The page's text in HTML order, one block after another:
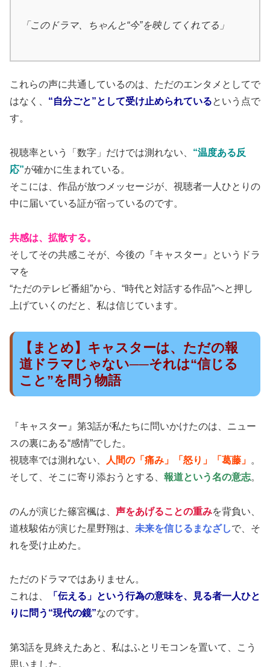
「このドラマ、ちゃんと“今”を映してくれてる」
これらの声に共通しているのは、ただのエンタメとしてで
はなく、 “自分ごと”として受け止められているという点で
す。
視聴率という「数字」だけでは測れない、 “温度ある反
応”が確かに生まれている。
そこには、作品が放つメッセージが、視聴者一人ひとりの
中に届いている証が宿っているのです。
共感は、拡散する。
そしてその共感こそが、今後の『キャスター』というドラ
マを
“ただのテレビ番組”から、“時代と対話する作品”へと押し
上げていくのだと、私は信じています。
【まとめ】キャスターは、ただの報
道ドラマじゃない──それは“信じる
こと”を問う物語
『キャスター』第3話が私たちに問いかけたのは、ニュー
スの裏にある“感情”でした。
視聴率では測れない、
人間の「痛み」「怒り」「葛藤」 。
そして、そこに寄り添おうとする、 報道という名の意志。
のんが演じた篠宮楓は、 声をあげることの重みを背負い、
道枝駿佑が演じた星野翔は、 未来を信じるまなざしで、そ
れを受け止めた。
ただのドラマではありません。
これは、
「伝える」という行為の意味を、見る者一人ひと
りに問う“現代の鏡”なのです。
第3話を見終えたあと、私はふとリモコンを置いて、こう
思いました。